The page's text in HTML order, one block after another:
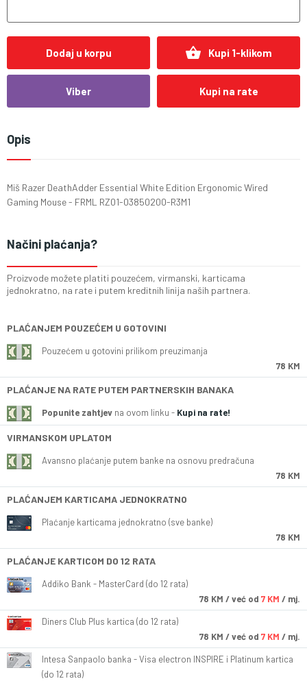
Dodaj u korpu shopping_basket Kupi 1-klikom
Viber Kupi na rate
Opis
Miš Razer DeathAdder Essential White Edition Ergonomic Wired
Gaming Mouse - FRML RZ01-03850200-R3M1
Načini plaćanja?
Proizvode možete platiti pouzećem, virmanski, karticama
jednokratno, na rate i putem kreditnih linija naših partnera.
PLAĆANJEM POUZEĆEM U GOTOVINI
Pouzećem u gotovini prilikom preuzimanja
78 KM
PLAĆANJE NA RATE PUTEM PARTNERSKIH BANAKA
Popunite zahtjev na ovom linku - Kupi na rate!
VIRMANSKOM UPLATOM
Avansno plaćanje putem banke na osnovu predračuna
78 KM
PLAĆANJEM KARTICAMA JEDNOKRATNO
Plaćanje karticama jednokratno (sve banke)
78 KM
PLAĆANJE KARTICOM DO 12 RATA
Addiko Bank - MasterCard (do 12 rata)
78 KM / već od 7 KM / mj.
Diners Club Plus kartica (do 12 rata)
78 KM / već od 7 KM / mj.
Intesa Sanpaolo banka - Visa electron INSPIRE i Platinum kartica
(do 12 rata)